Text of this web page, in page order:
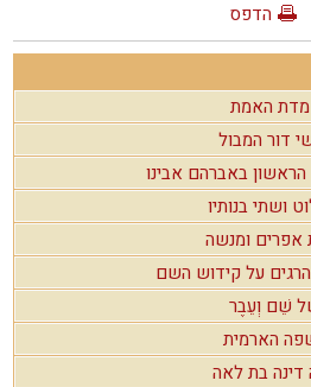
הדפס
האמת
דור המבול
באברהם אבינו
ושתי בנותיו
אפרים ומנשה
על קידוש השם
שֵׁם וְעֵבֶר
הארמית
בת לאה